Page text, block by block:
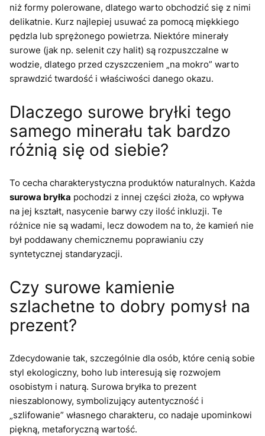
niż formy polerowane, dlatego warto obchodzić się z nimi
delikatnie. Kurz najlepiej usuwać za pomocą miękkiego
pędzla lub sprężonego powietrza. Niektóre minerały
surowe (jak np. selenit czy halit) są rozpuszczalne w
wodzie, dlatego przed czyszczeniem „na mokro” warto
sprawdzić twardość i właściwości danego okazu.
Dlaczego surowe bryłki tego
samego minerału tak bardzo
różnią się od siebie?
To cecha charakterystyczna produktów naturalnych. Każda
surowa bryłka pochodzi z innej części złoża, co wpływa
na jej kształt, nasycenie barwy czy ilość inkluzji. Te
różnice nie są wadami, lecz dowodem na to, że kamień nie
był poddawany chemicznemu poprawianiu czy
syntetycznej standaryzacji.
Czy surowe kamienie
szlachetne to dobry pomysł na
prezent?
Zdecydowanie tak, szczególnie dla osób, które cenią sobie
styl ekologiczny, boho lub interesują się rozwojem
osobistym i naturą. Surowa bryłka to prezent
nieszablonowy, symbolizujący autentyczność i
„szlifowanie” własnego charakteru, co nadaje upominkowi
piękną, metaforyczną wartość.